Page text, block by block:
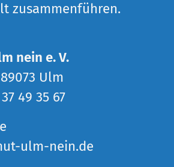
zusammenführen.
nein e. V.
Ulm
49 35 67
ulm-nein.de